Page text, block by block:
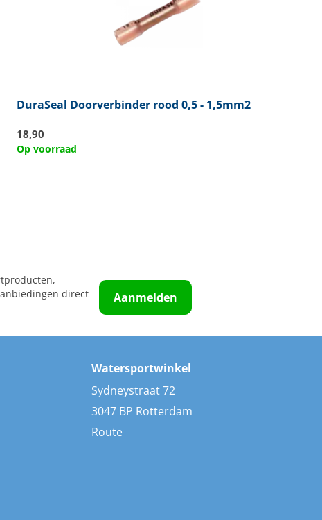
DuraSeal Doorverbinder rood 0,5 - 1,5mm2
18,90
Op voorraad
direct
Aanmelden
Watersportwinkel
Sydneystraat 72
3047 BP Rotterdam
Route